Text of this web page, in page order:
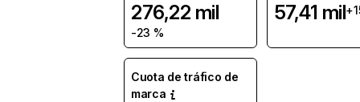
276,22 mil
-23 %
57,41 mil
Cuota de tráfico de
marca